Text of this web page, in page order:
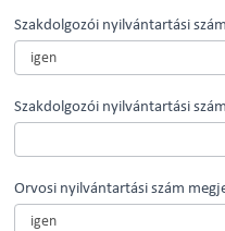
Szakdolgozói nyilvántartási
Szakdolgozói nyilvántartási szám
Orvosi nyilvántartási szám